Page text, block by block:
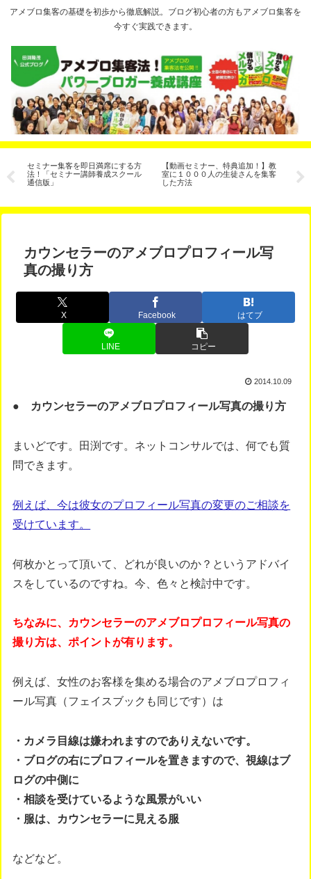
アメブロ集客の基礎を初歩から徹底解説。ブログ初心者の方もアメブロ集客を
今すぐ実践できます。
セミナー集客を即日満席にする方
法！「セミナー講師養成スクール
通信版」
【動画セミナー、特典追加！】教
室に１０００人の生徒さんを集客
した方法
イ
カウンセラーのアメブロプロフィール写
真の撮り方
X Facebook はてブ
LINE コピー
2014.10.09
● カウンセラーのアメブロプロフィール写真の撮り方
まいどです。田渕です。ネットコンサルでは、何でも質
問できます。
例えば、今は彼女のプロフィール写真の変更のご相談を
受けています。
何枚かとって頂いて、どれが良いのか？というアドバイ
スをしているのですね。今、色々と検討中です。
ちなみに、カウンセラーのアメブロプロフィール写真の
撮り方は、ポイントが有ります。
例えば、女性のお客様を集める場合のアメブロプロフィ
ール写真（フェイスブックも同じです）は
・カメラ目線は嫌われますのでありえないです。
・ブログの右にプロフィールを置きますので、視線はブ
ログの中側に
・相談を受けているような風景がいい
・服は、カウンセラーに見える服
などなど。